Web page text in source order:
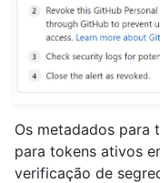
Os metadados para
para tokens ativos
verificação de